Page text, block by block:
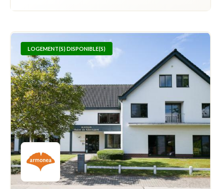
LOGEMENT(S) DISPONIBLE(S)